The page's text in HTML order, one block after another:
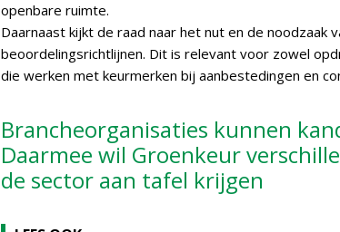
openbare ruimte.
Daarnaast kijkt de raad naar het nut en de noodzaak
beoordelingsrichtlijnen. Dit is relevant voor zowel
die werken met keurmerken bij aanbestedingen en
Brancheorganisaties kunnen
Daarmee wil Groenkeur
de sector aan tafel krijgen